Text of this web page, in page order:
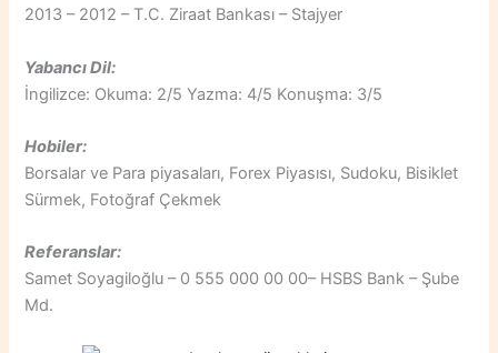
2013 – 2012 – T.C. Ziraat Bankası – Stajyer
Yabancı Dil:
İngilizce: Okuma: 2/5 Yazma: 4/5 Konuşma: 3/5
Hobiler:
Borsalar ve Para piyasaları, Forex Piyasısı, Sudoku, Bisiklet
Sürmek, Fotoğraf Çekmek
Referanslar:
Samet Soyagiloğlu – 0 555 000 00 00– HSBS Bank – Şube
Md.